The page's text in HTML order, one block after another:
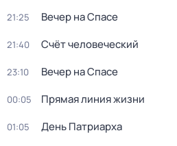
21:25 Вечер на Спасе
21:40 Счёт человеческий
23:10 Вечер на Спасе
00:05 Прямая линия жизни
01:05 День Патриарха